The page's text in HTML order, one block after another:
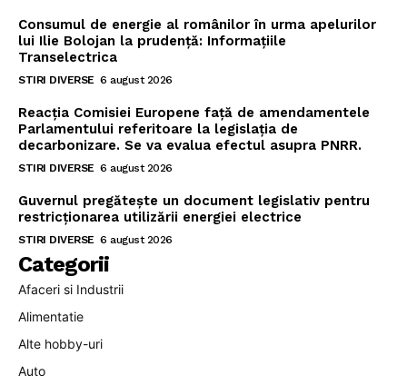
Consumul de energie al românilor în urma apelurilor
lui Ilie Bolojan la prudență: Informațiile
Transelectrica
STIRI DIVERSE 6 august 2026
Reacția Comisiei Europene față de amendamentele
Parlamentului referitoare la legislația de
decarbonizare. Se va evalua efectul asupra PNRR.
STIRI DIVERSE 6 august 2026
Guvernul pregătește un document legislativ pentru
restricționarea utilizării energiei electrice
STIRI DIVERSE 6 august 2026
Categorii
Afaceri si Industrii
Alimentatie
Alte hobby-uri
Auto